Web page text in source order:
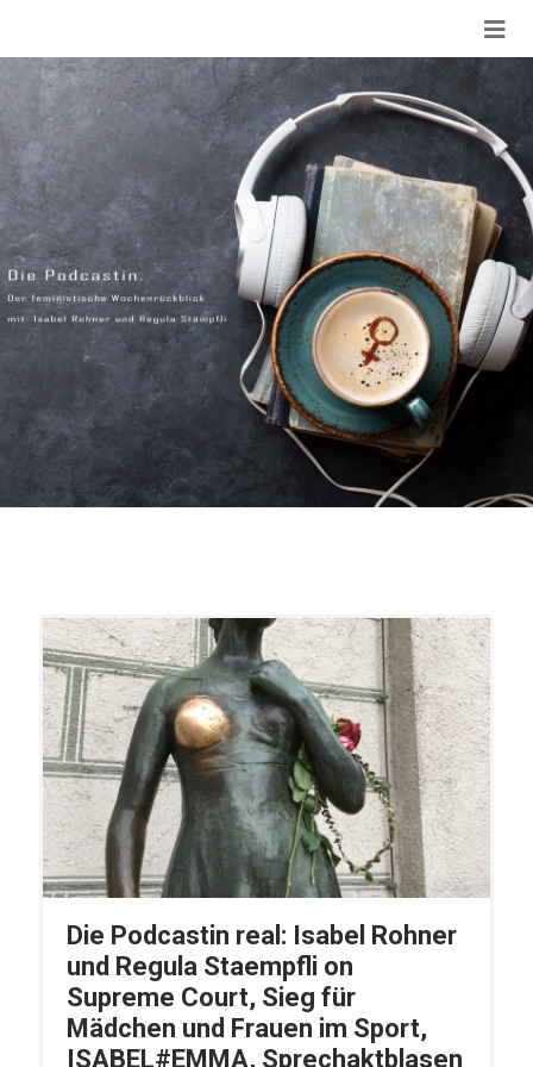
Die Podcastin real: Isabel Rohner
und Regula Staempfli on
Supreme Court, Sieg für
Mädchen und Frauen im Sport,
ISABEL#EMMA, Sprechaktblasen